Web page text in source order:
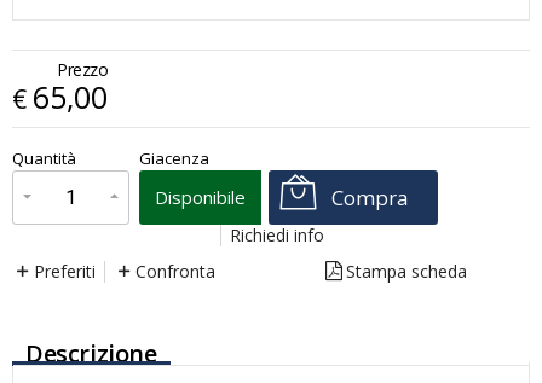
Prezzo
€ 65,00
x1 Prezzo finale:€65,00
Quantità Giacenza
Disponibile Compra
Preferiti Confronta
Richiedi info
Stampa scheda
Descrizione